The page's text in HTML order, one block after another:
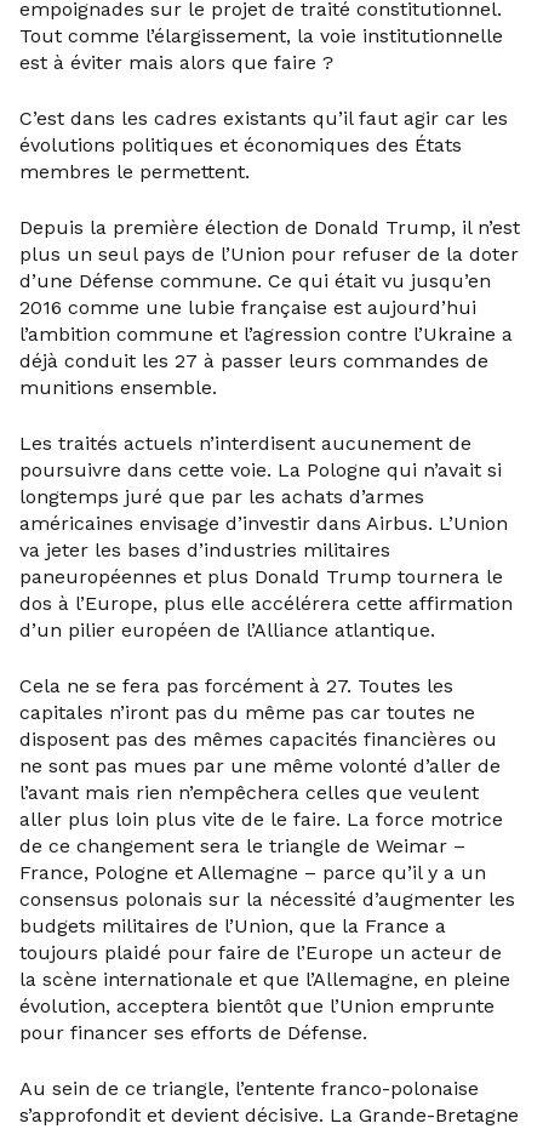
empoignades sur le projet de traité constitutionnel.
Tout comme l’élargissement, la voie institutionnelle
est à éviter mais alors que faire ?
C’est dans les cadres existants qu’il faut agir car les
évolutions politiques et économiques des États
membres le permettent.
Depuis la première élection de Donald Trump, il n’est
plus un seul pays de l’Union pour refuser de la doter
d’une Défense commune. Ce qui était vu jusqu’en
2016 comme une lubie française est aujourd’hui
l’ambition commune et l’agression contre l’Ukraine a
déjà conduit les 27 à passer leurs commandes de
munitions ensemble.
Les traités actuels n’interdisent aucunement de
poursuivre dans cette voie. La Pologne qui n’avait si
longtemps juré que par les achats d’armes
américaines envisage d’investir dans Airbus. L’Union
va jeter les bases d’industries militaires
paneuropéennes et plus Donald Trump tournera le
dos à l’Europe, plus elle accélérera cette affirmation
d’un pilier européen de l’Alliance atlantique.
Cela ne se fera pas forcément à 27. Toutes les
capitales n’iront pas du même pas car toutes ne
disposent pas des mêmes capacités financières ou
ne sont pas mues par une même volonté d’aller de
l’avant mais rien n’empêchera celles que veulent
aller plus loin plus vite de le faire. La force motrice
de ce changement sera le triangle de Weimar –
France, Pologne et Allemagne – parce qu’il y a un
consensus polonais sur la nécessité d’augmenter les
budgets militaires de l’Union, que la France a
toujours plaidé pour faire de l’Europe un acteur de
la scène internationale et que l’Allemagne, en pleine
évolution, acceptera bientôt que l’Union emprunte
pour financer ses efforts de Défense.
Au sein de ce triangle, l’entente franco-polonaise
s’approfondit et devient décisive. La Grande-Bretagne